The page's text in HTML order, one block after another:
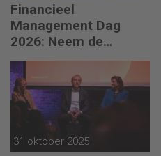
Financieel
Management Dag
2026: Neem de
toekomst in eigen
hand
31 oktober 2025